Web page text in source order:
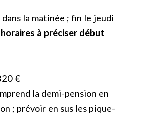
la matinée ; fin le jeudi
horaires à préciser début
€
la demi-pension en
; prévoir en sus les pique-